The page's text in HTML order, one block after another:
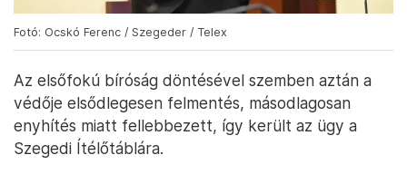
Fotó: Ocskó Ferenc / Szegeder / Telex
Az elsőfokú bíróság döntésével szemben aztán a
védője elsődlegesen felmentés, másodlagosan
enyhítés miatt fellebbezett, így került az ügy a
Szegedi Ítélőtáblára.